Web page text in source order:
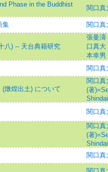
Phase in the Buddhist
関口真
集 関口真
八) -- 天台典籍研究
張曼濤
口真大
本幸男
関口真
燉煌出土) について
関口真
(著
関口真
関口真
(著
関口真